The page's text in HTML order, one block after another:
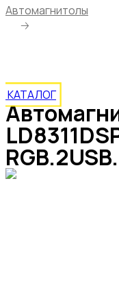
Автомагнитолы
🡢
КАТАЛОГ